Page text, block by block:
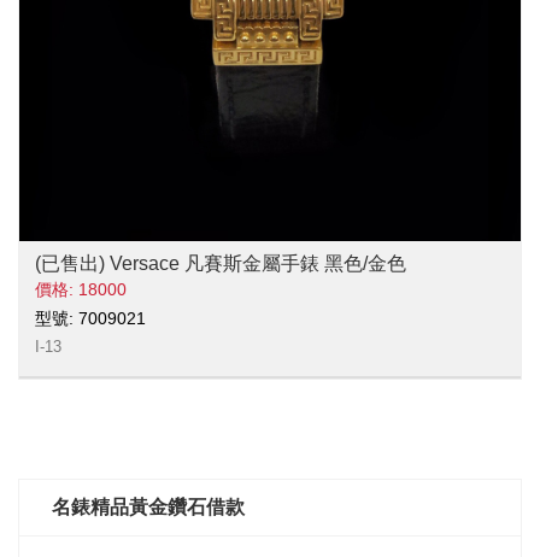
(已售出) Versace 凡賽斯金屬手錶 黑色/金色
價格: 18000
型號: 7009021
I-13
名錶精品黃金鑽石借款